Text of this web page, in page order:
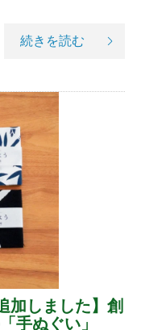
続きを読む
加しました】創
手ぬぐい」